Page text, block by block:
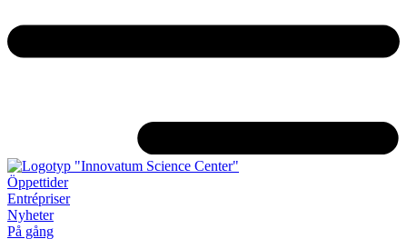
Öppettider
Entrépriser
Nyheter
På gång